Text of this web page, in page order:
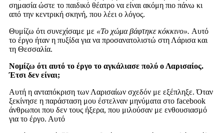
σημασία ώστε το παιδικό θέατρο να είναι ακόμη πιο πάνω κι
από την κεντρική σκηνή, που λέει ο λόγος.
Θυμίζω ότι συνεχίσαμε με «Το χώμα βάφτηκε κόκκινο». Αυτό
το έργο ήταν η πυξίδα για να προσανατολιστώ στη Λάρισα και
τη Θεσσαλία.
Νομίζω ότι αυτό το έργο το αγκάλιασε πολύ ο Λαρισαίος.
Έτσι δεν είναι;
Αυτή η ανταπόκριση των Λαρισαίων σχεδόν με εξέπληξε. Όταν
ξεκίνησε η παράσταση μου έστελναν μηνύματα στο facebook
άνθρωποι που δεν τους ήξερα, που μιλούσαν με ενθουσιασμό
για το έργο. Αυτό